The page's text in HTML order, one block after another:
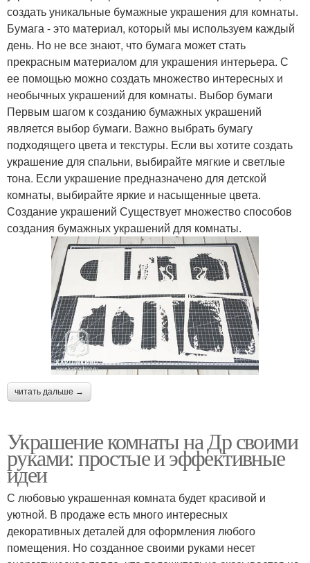
создать уникальные бумажные украшения для комнаты.
Бумага - это материал, который мы используем каждый
день. Но не все знают, что бумага может стать
прекрасным материалом для украшения интерьера. С
ее помощью можно создать множество интересных и
необычных украшений для комнаты. Выбор бумаги
Первым шагом к созданию бумажных украшений
является выбор бумаги. Важно выбрать бумагу
подходящего цвета и текстуры. Если вы хотите создать
украшение для спальни, выбирайте мягкие и светлые
тона. Если украшение предназначено для детской
комнаты, выбирайте яркие и насыщенные цвета.
Создание украшений Существует множество способов
создания бумажных украшений для комнаты.
читать дальше →
Украшение комнаты на Др своими
руками: простые и эффективные
идеи
С любовью украшенная комната будет красивой и
уютной. В продаже есть много интересных
декоративных деталей для оформления любого
помещения. Но созданное своими руками несет